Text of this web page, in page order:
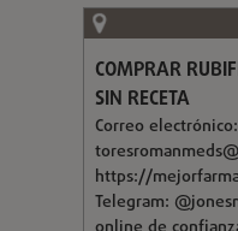
COMPRAR
SIN RECETA
Correo electrónico:
https://
Telegram: